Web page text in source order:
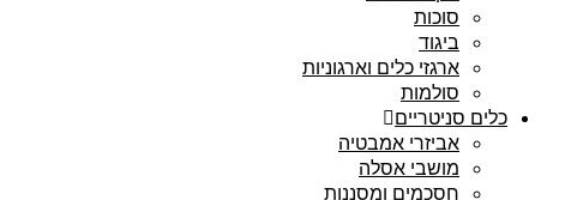
סוכות
ביגוד
ארגזי כלים וארגוניות
סולמות
כלים סניטריים
אביזרי אמבטיה
מושבי אסלה
חסכמים ומסננות